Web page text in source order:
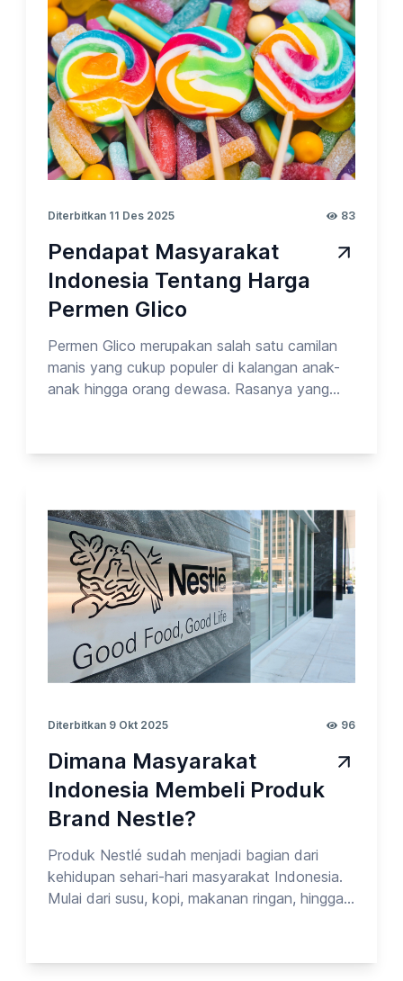
ada beberapa negara yang musiknya paling
sering didengarkan oleh masyarakat
Indonesia. Pada kesempatan kali ini, Opinion
Park membahas Tentang Hiburan Luar
Negeri_vol.7. Yuk cek surveinya!
Diterbitkan 11 Des 2025 83
Pendapat Masyarakat
Indonesia Tentang Harga
Permen Glico
Permen Glico merupakan salah satu camilan
manis yang cukup populer di kalangan anak-
anak hingga orang dewasa. Rasanya yang
tempat tersendiri di hati para penikmat
dibahas oleh konsumen: apakah harga permen
Glico sudah sesuai dengan kualitasnya? Pada
kesempatan kali ini, Opinion Park membahas
Tentang Permen Glico_vol.9. Yuk cek
surveinya!
Diterbitkan 9 Okt 2025 96
Dimana Masyarakat
Indonesia Membeli Produk
Brand Nestle?
Produk Nestlé sudah menjadi bagian dari
kehidupan sehari-hari masyarakat Indonesia.
Mulai dari susu, kopi, makanan ringan, hingga
diketahui — di mana sebenarnya kebanyakan